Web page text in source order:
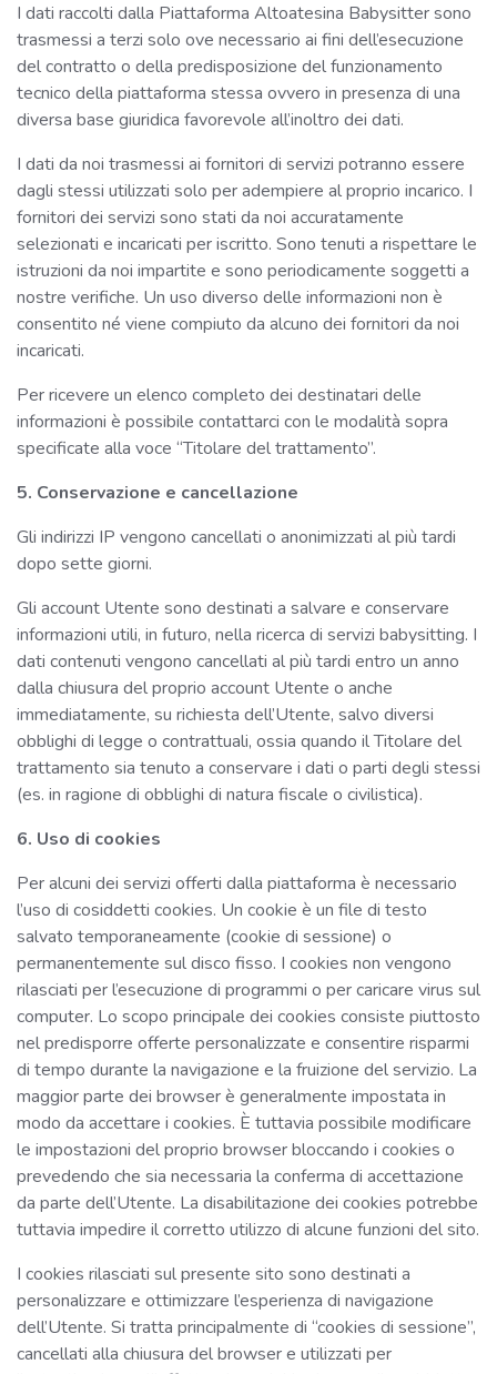
I dati raccolti dalla Piattaforma Altoatesina Babysitter sono
trasmessi a terzi solo ove necessario ai fini dell’esecuzione
del contratto o della predisposizione del funzionamento
tecnico della piattaforma stessa ovvero in presenza di una
diversa base giuridica favorevole all’inoltro dei dati.
I dati da noi trasmessi ai fornitori di servizi potranno essere
dagli stessi utilizzati solo per adempiere al proprio incarico. I
fornitori dei servizi sono stati da noi accuratamente
selezionati e incaricati per iscritto. Sono tenuti a rispettare le
istruzioni da noi impartite e sono periodicamente soggetti a
nostre verifiche. Un uso diverso delle informazioni non è
consentito né viene compiuto da alcuno dei fornitori da noi
incaricati.
Per ricevere un elenco completo dei destinatari delle
informazioni è possibile contattarci con le modalità sopra
specificate alla voce “Titolare del trattamento”.
5. Conservazione e cancellazione
Gli indirizzi IP vengono cancellati o anonimizzati al più tardi
dopo sette giorni.
Gli account Utente sono destinati a salvare e conservare
informazioni utili, in futuro, nella ricerca di servizi babysitting. I
dati contenuti vengono cancellati al più tardi entro un anno
dalla chiusura del proprio account Utente o anche
immediatamente, su richiesta dell’Utente, salvo diversi
obblighi di legge o contrattuali, ossia quando il Titolare del
trattamento sia tenuto a conservare i dati o parti degli stessi
(es. in ragione di obblighi di natura fiscale o civilistica).
6. Uso di cookies
Per alcuni dei servizi offerti dalla piattaforma è necessario
l’uso di cosiddetti cookies. Un cookie è un file di testo
salvato temporaneamente (cookie di sessione) o
permanentemente sul disco fisso. I cookies non vengono
rilasciati per l’esecuzione di programmi o per caricare virus sul
computer. Lo scopo principale dei cookies consiste piuttosto
nel predisporre offerte personalizzate e consentire risparmi
di tempo durante la navigazione e la fruizione del servizio. La
maggior parte dei browser è generalmente impostata in
modo da accettare i cookies. È tuttavia possibile modificare
le impostazioni del proprio browser bloccando i cookies o
prevedendo che sia necessaria la conferma di accettazione
da parte dell’Utente. La disabilitazione dei cookies potrebbe
tuttavia impedire il corretto utilizzo di alcune funzioni del sito.
I cookies rilasciati sul presente sito sono destinati a
personalizzare e ottimizzare l’esperienza di navigazione
dell’Utente. Si tratta principalmente di “cookies di sessione”,
cancellati alla chiusura del browser e utilizzati per